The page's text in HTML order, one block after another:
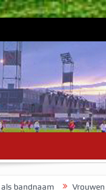
Vrouwen 1 start